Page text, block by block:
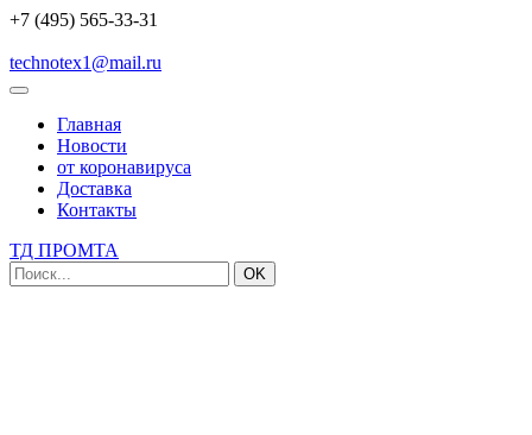
+7 (495) 565-33-31
technotex1@mail.ru
Главная
Новости
от коронавируса
Доставка
Контакты
ТД ПРОМТА
OK